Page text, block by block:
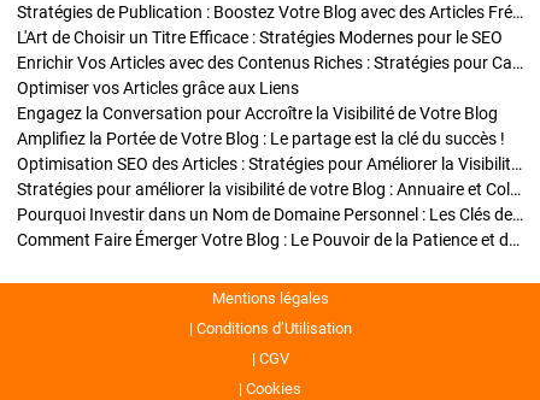
Stratégies de Publication : Boostez Votre Blog avec des Articles Fréquents et Exclusifs
L'Art de Choisir un Titre Efficace : Stratégies Modernes pour le SEO
Enrichir Vos Articles avec des Contenus Riches : Stratégies pour Captiver et Optimiser
Optimiser vos Articles grâce aux Liens
Engagez la Conversation pour Accroître la Visibilité de Votre Blog
Amplifiez la Portée de Votre Blog : Le partage est la clé du succès !
Optimisation SEO des Articles : Stratégies pour Améliorer la Visibilité de Votre Blog
Stratégies pour améliorer la visibilité de votre Blog : Annuaire et Collaborations
Pourquoi Investir dans un Nom de Domaine Personnel : Les Clés de la Réussite de Votre Blog
Comment Faire Émerger Votre Blog : Le Pouvoir de la Patience et de la Persévérance
Mentions légales
Conditions d’Utilisation
CGV
Cookies